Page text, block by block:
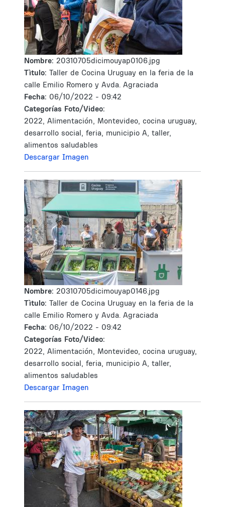
Nombre: 20310705dicimouyap0106.jpg
Tìtulo: Taller de Cocina Uruguay en la feria de la
calle Emilio Romero y Avda. Agraciada
Fecha: 06/10/2022 - 09:42
Categorías Foto/Video:
2022, Alimentación, Montevideo, cocina uruguay,
desarrollo social, feria, municipio A, taller,
alimentos saludables
Descargar Imagen
Nombre: 20310705dicimouyap0146.jpg
Tìtulo: Taller de Cocina Uruguay en la feria de la
calle Emilio Romero y Avda. Agraciada
Fecha: 06/10/2022 - 09:42
Categorías Foto/Video:
2022, Alimentación, Montevideo, cocina uruguay,
desarrollo social, feria, municipio A, taller,
alimentos saludables
Descargar Imagen